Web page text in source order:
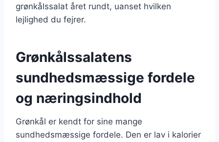
grønkålssalat året rundt, uanset hvilken
lejlighed du fejrer.
Grønkålssalatens
sundhedsmæssige fordele
og næringsindhold
Grønkål er kendt for sine mange
sundhedsmæssige fordele. Den er lav i kalorier